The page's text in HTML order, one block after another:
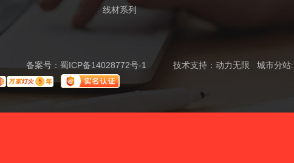
线材系列
备案号： 蜀ICP备14028772号-1 技术支持： 动力无限 城市分站: